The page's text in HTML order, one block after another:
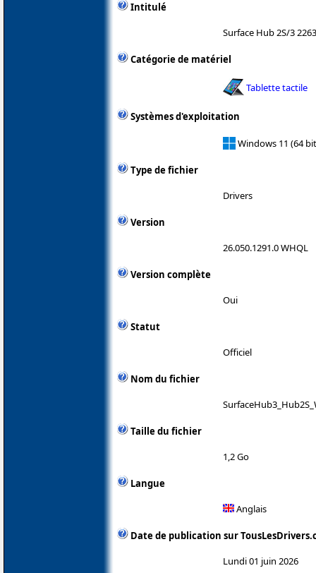
Intitulé
Surface Hub 2S/3
Catégorie de matériel
Tablette tactile
Systèmes d'exploitation
Windows 11 (64
Type de fichier
Drivers
Version
26.050.1291.0 WHQL
Version complète
Oui
Statut
Officiel
Nom du fichier
Taille du fichier
1,2 Go
Langue
Anglais
Date de publication sur
Lundi 01 juin 2026